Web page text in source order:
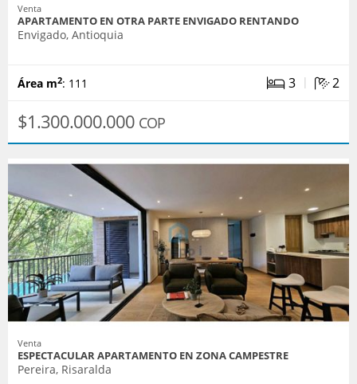
Venta
APARTAMENTO EN OTRA PARTE ENVIGADO RENTANDO
Envigado, Antioquia
Área m2: 111 3 | 2
$1.300.000.000 COP
Venta
ESPECTACULAR APARTAMENTO EN ZONA CAMPESTRE
Pereira, Risaralda